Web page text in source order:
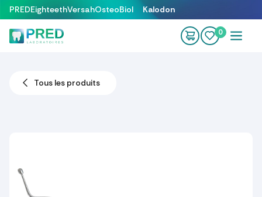
Se rendre au contenu
PREDEighteethVersahOsteoBiol Kalodon
0
Tous les produits